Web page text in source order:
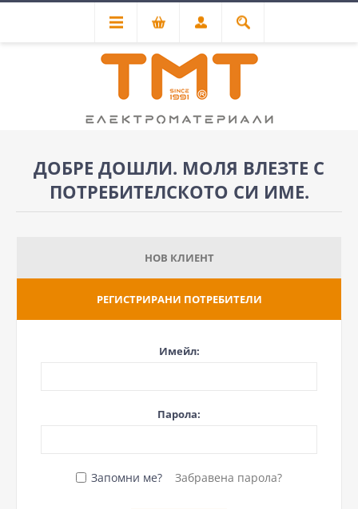
ДОБРЕ ДОШЛИ. МОЛЯ ВЛЕЗТЕ С
ПОТРЕБИТЕЛСКОТО СИ ИМЕ.
НОВ КЛИЕНТ
РЕГИСТРИРАНИ ПОТРЕБИТЕЛИ
Имейл:
Парола:
Запомни ме? Забравена парола?